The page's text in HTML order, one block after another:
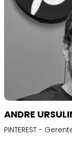
ANDRE
PINTEREST -